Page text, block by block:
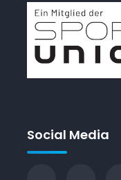
Social Media